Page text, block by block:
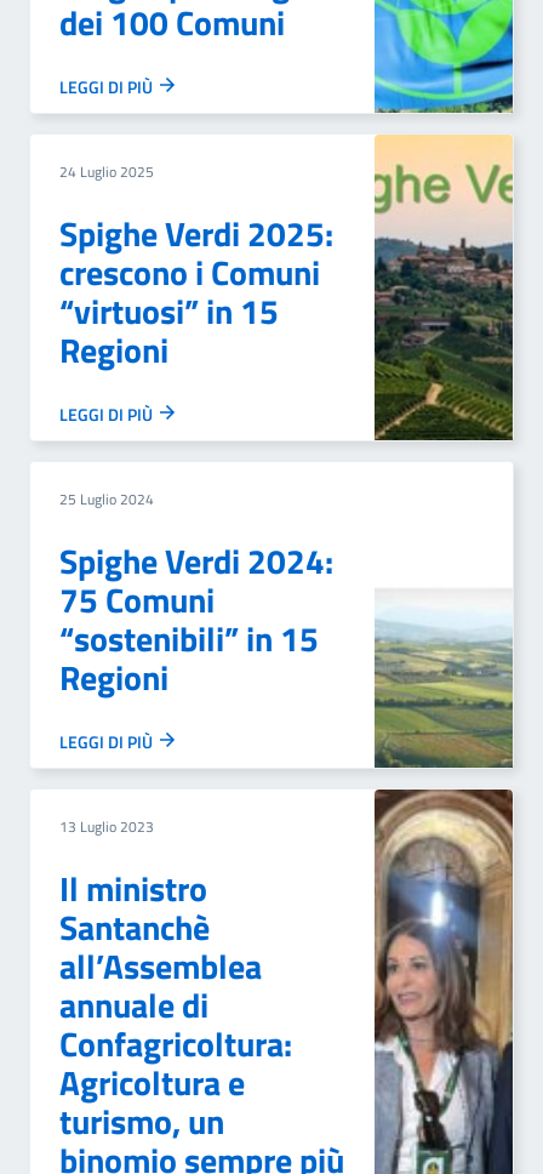
dei 100 Comuni
LEGGI DI PIÙ
24 Luglio 2025
Spighe Verdi 2025:
crescono i Comuni
“virtuosi” in 15
Regioni
LEGGI DI PIÙ
25 Luglio 2024
Spighe Verdi 2024:
75 Comuni
“sostenibili” in 15
Regioni
LEGGI DI PIÙ
13 Luglio 2023
Il ministro
Santanchè
all’Assemblea
annuale di
Confagricoltura:
Agricoltura e
turismo, un
binomio sempre più